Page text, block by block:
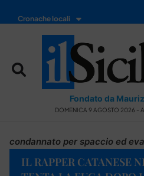
Cronache locali
Fondato da
DOMENICA 9 AGOSTO 2026 -
condannato per spaccio ed
IL RAPPER CATANESE